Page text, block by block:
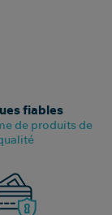
fiables
de produits de